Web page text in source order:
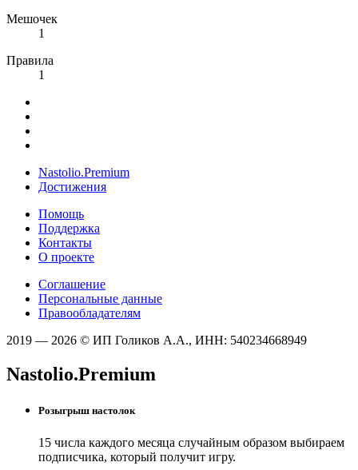
Мешочек
1
Правила
1
Nastolio.Premium
Достижения
Помощь
Поддержка
Контакты
О проекте
Соглашение
Персональные данные
Правообладателям
2019 — 2026 © ИП Голиков А.А., ИНН: 540234668949
Nastolio.Premium
Розыгрыш настолок
15 числа каждого месяца случайным образом выбираем
подписчика, который получит игру.